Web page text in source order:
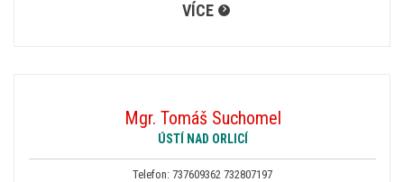
VÍCE
Mgr. Tomáš Suchomel
ÚSTÍ NAD ORLICÍ
Telefon: 737609362 732807197